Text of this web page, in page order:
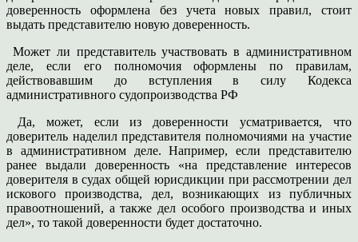
доверенность оформлена без учета новых правил, стоит
выдать представителю новую доверенность.
Может ли представитель участвовать в административном
деле, если его полномочия оформлены по правилам,
действовавшим до вступления в силу Кодекса
административного судопроизводства РФ
Да, может, если из доверенности усматривается, что
доверитель наделил представителя полномочиями на участие
в административном деле. Например, если представителю
ранее выдали доверенность «на представление интересов
доверителя в судах общей юрисдикции при рассмотрении дел
искового производства, дел, возникающих из публичных
правоотношений, а также дел особого производства и иных
дел», то такой доверенности будет достаточно.